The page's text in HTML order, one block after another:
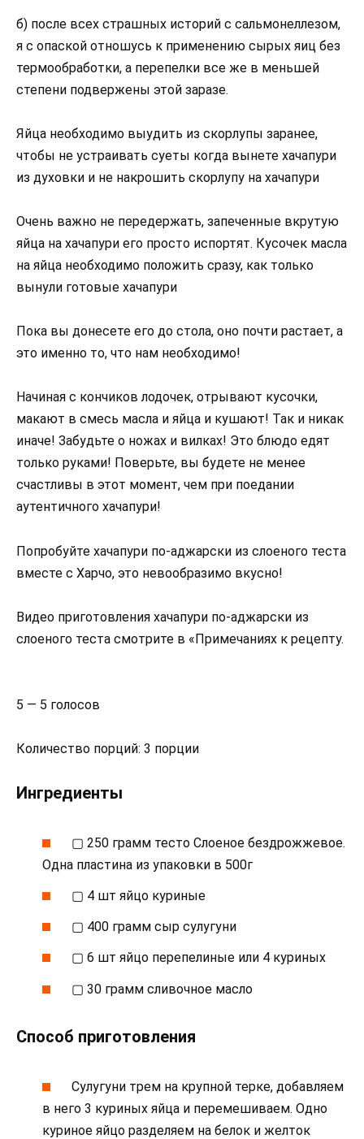
б) после всех страшных историй с сальмонеллезом,
я с опаской отношусь к применению сырых яиц без
термообработки, а перепелки все же в меньшей
степени подвержены этой заразе.
Яйца необходимо выудить из скорлупы заранее,
чтобы не устраивать суеты когда вынете хачапури
из духовки и не накрошить скорлупу на хачапури
Очень важно не передержать, запеченные вкрутую
яйца на хачапури его просто испортят. Кусочек масла
на яйца необходимо положить сразу, как только
вынули готовые хачапури
Пока вы донесете его до стола, оно почти растает, а
это именно то, что нам необходимо!
Начиная с кончиков лодочек, отрывают кусочки,
макают в смесь масла и яйца и кушают! Так и никак
иначе! Забудьте о ножах и вилках! Это блюдо едят
только руками! Поверьте, вы будете не менее
счастливы в этот момент, чем при поедании
аутентичного хачапури!
Попробуйте хачапури по-аджарски из слоеного теста
вместе с Харчо, это невообразимо вкусно!
Видео приготовления хачапури по-аджарски из
слоеного теста смотрите в «Примечаниях к рецепту.
5 — 5 голосов
Количество порций: 3 порции
Ингредиенты
▢ 250 грамм тесто Слоеное бездрожжевое.
Одна пластина из упаковки в 500г
▢ 4 шт яйцо куриные
▢ 400 грамм сыр сулугуни
▢ 6 шт яйцо перепелиные или 4 куриных
▢ 30 грамм сливочное масло
Способ приготовления
Сулугуни трем на крупной терке, добавляем
в него 3 куриных яйца и перемешиваем. Одно
куриное яйцо разделяем на белок и желток